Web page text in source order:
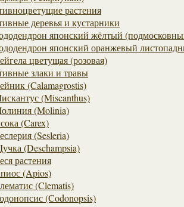
растения
деревья и кустарники
японский жёлтый
японский оранжевый
цветущая (розовая)
злаки и травы
(Calamagrostis)
(Miscanthus)
(Molinia)
(Carex)
(Sesleria)
(Deschampsia)
растения
(Apios)
(Clematis)
(Codonopsis)